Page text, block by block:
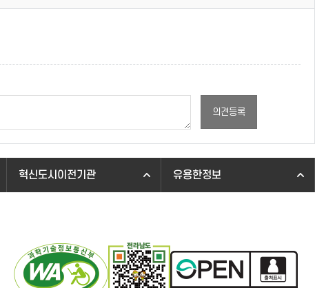
의견등록
혁신도시이전기관 유용한정보